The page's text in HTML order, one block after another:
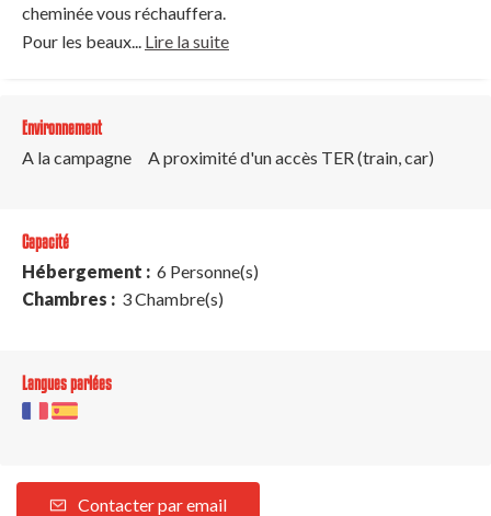
cheminée vous réchauffera.
Pour les beaux... Lire la suite
Environnement
A la campagne
A proximité d'un accès TER (train, car)
Capacité
Hébergement : 6 Personne(s)
Chambres : 3 Chambre(s)
Langues parlées
Contacter par email